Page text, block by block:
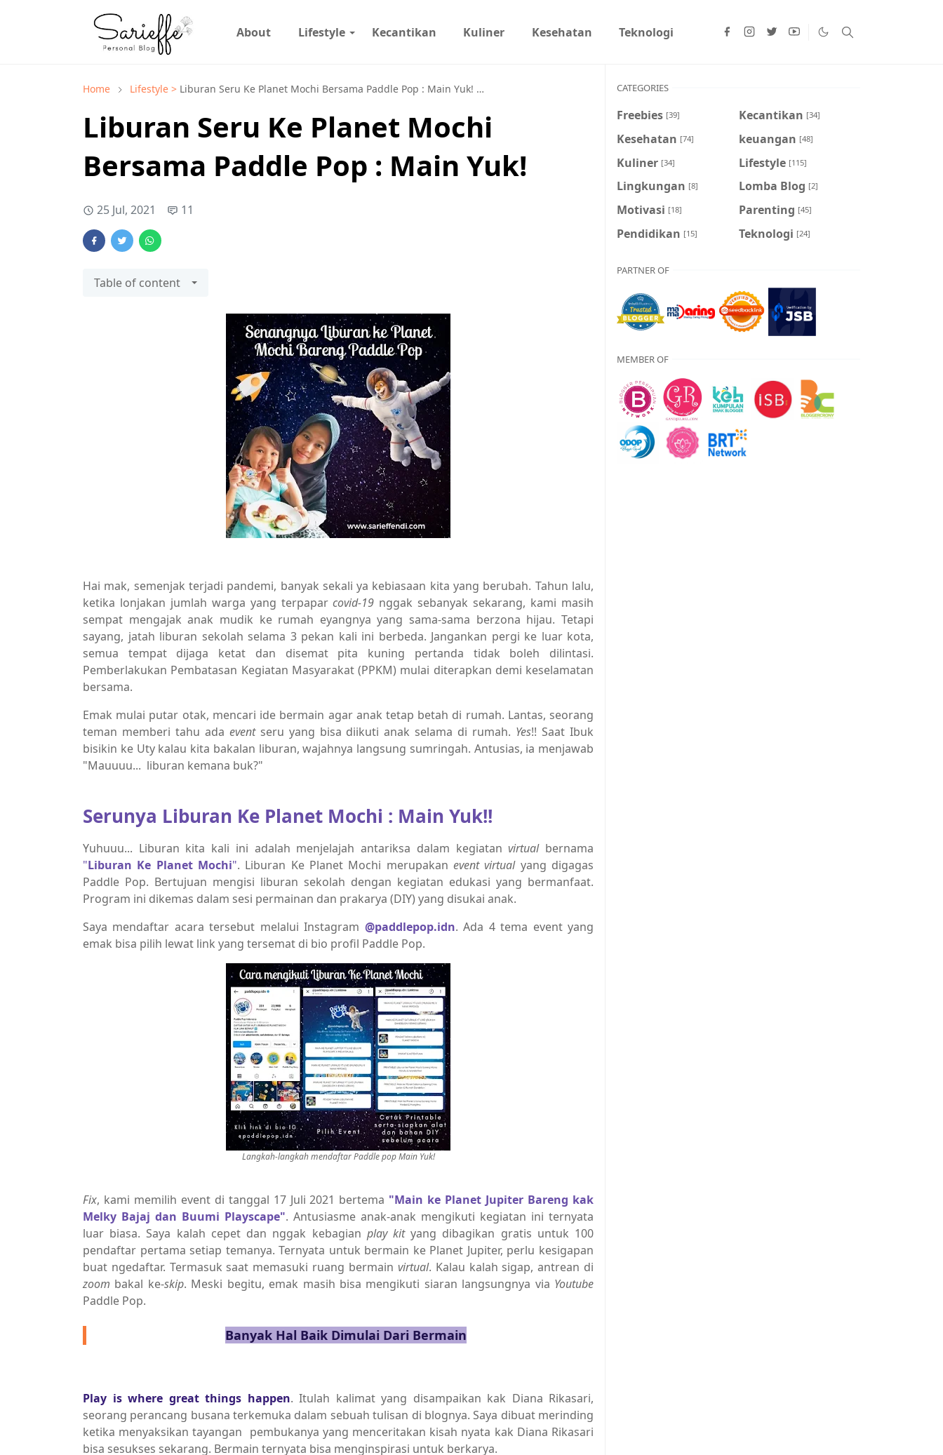
About Lifestyle Kecantikan Kuliner Kesehatan Teknologi
Home Lifestyle > Liburan Seru Ke Planet Mochi Bersama Paddle Pop : Main Yuk! Liburan Seru Ke Planet Mochi Bersama Paddle Pop : Main Yuk!
Liburan Seru Ke Planet Mochi
Bersama Paddle Pop : Main Yuk!
25 Jul, 2021 11
Table of content
Hai mak, semenjak terjadi pandemi, banyak sekali ya kebiasaan kita yang berubah. Tahun lalu,
ketika lonjakan jumlah warga yang terpaparcovid-19 nggak sebanyak sekarang, kami masih
sempat mengajak anak mudik ke rumah eyangnya yang sama-sama berzona hijau. Tetapi
sayang, jatah liburan sekolah selama 3 pekan kali ini berbeda. Jangankan pergi ke luar kota,
semua tempat dijaga ketat dan disemat pita kuning pertanda tidak boleh dilintasi.
Pemberlakukan Pembatasan Kegiatan Masyarakat (PPKM) mulai diterapkan demi keselamatan
bersama.
Emak mulai putar otak, mencari ide bermain agar anak tetap betah di rumah. Lantas, seorang
teman memberi tahu ada eventseru yang bisa diikuti anak selama di rumah. Yes!! Saat Ibuk
bisikin ke Uty kalau kita bakalan liburan, wajahnya langsung sumringah. Antusias, ia menjawab
"Mauuuu... liburan kemana buk?"
Serunya Liburan Ke Planet Mochi : Main Yuk!!
Yuhuuu... Liburan kita kali ini adalah menjelajah antariksa dalam kegiatanvirtualbernama
"Liburan Ke Planet Mochi". Liburan Ke Planet Mochi merupakan event virtualyang digagas
Paddle Pop. Bertujuan mengisi liburan sekolah dengan kegiatan edukasi yang bermanfaat.
Program ini dikemas dalam sesi permainan dan prakarya (DIY) yang disukai anak.
Saya mendaftar acara tersebut melalui Instagram @paddlepop.idn. Ada 4 tema event yang
emak bisa pilih lewat link yang tersemat di bio profil Paddle Pop.
Langkah-langkah mendaftar Paddle pop Main Yuk!
Fix, kami memilih event di tanggal 17 Juli 2021 bertema "Main ke Planet Jupiter Bareng kak
Melky Bajaj dan Buumi Playscape". Antusiasme anak-anak mengikuti kegiatan ini ternyata
luar biasa. Saya kalah cepet dan nggak kebagian play kityang dibagikan gratis untuk 100
pendaftar pertama setiap temanya. Ternyata untuk bermain ke Planet Jupiter, perlu kesigapan
buat ngedaftar. Termasuk saat memasuki ruang bermain virtual. Kalau kalah sigap, antrean di
zoom bakal ke-skip. Meski begitu, emak masih bisa mengikuti siaran langsungnya via Youtube
Paddle Pop.
Banyak Hal Baik Dimulai Dari Bermain
Play is where great things happen. Itulah kalimat yang disampaikan kak Diana Rikasari,
seorang perancang busana terkemuka dalam sebuah tulisan di blognya. Saya dibuat merinding
ketika menyaksikan tayangan pembukanya yang menceritakan kisah nyata kak Diana Rikasari
bisa sesukses sekarang. Bermain ternyata bisa menginspirasi untuk berkarya.
CATEGORIES
Freebies [39] Kecantikan [34]
Kesehatan [74] keuangan [48]
Kuliner [34] Lifestyle [115]
Lingkungan [8] Lomba Blog [2]
Motivasi [18] Parenting [45]
Pendidikan [15] Teknologi [24]
PARTNER OF
MEMBER OF